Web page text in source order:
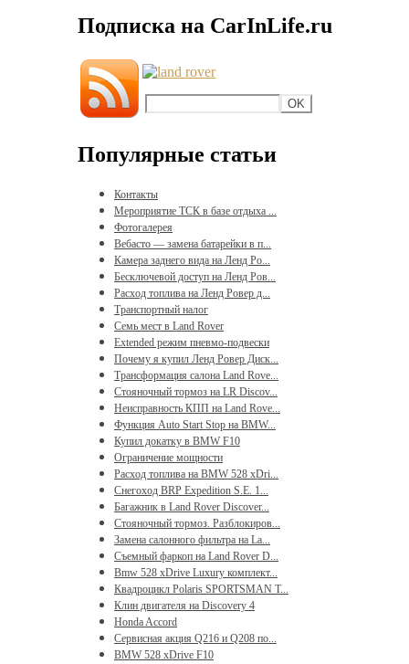
Подписка на CarInLife.ru
Популярные статьи
Контакты
Мероприятие ТСК в базе отдыха ...
Фотогалерея
Вебасто — замена батарейки в п...
Камера заднего вида на Ленд Ро...
Бесключевой доступ на Ленд Ров...
Расход топлива на Ленд Ровер д...
Транспортный налог
Семь мест в Land Rover
Extended режим пневмо-подвески
Почему я купил Ленд Ровер Диск...
Трансформация салона Land Rove...
Стояночный тормоз на LR Discov...
Неисправность КПП на Land Rove...
Функция Auto Start Stop на BMW...
Купил докатку в BMW F10
Ограничение мощности
Расход топлива на BMW 528 xDri...
Снегоход BRP Expedition S.E. 1...
Багажник в Land Rover Discover...
Стояночный тормоз. Разблокиров...
Замена салонного фильтра на La...
Съемный фаркоп на Land Rover D...
Bmw 528 xDrive Luxury комплект...
Квадроцикл Polaris SPORTSMAN T...
Клин двигателя на Discovery 4
Honda Accord
Сервисная акция Q216 и Q208 по...
BMW 528 xDrive F10